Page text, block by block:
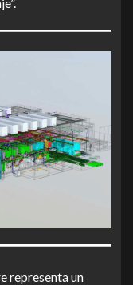
representa un